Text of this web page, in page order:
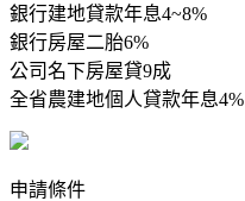
銀行建地貸款年息4~8%
銀行房屋二胎6%
公司名下房屋貸9成
全省農建地個人貸款年息4%
申請條件